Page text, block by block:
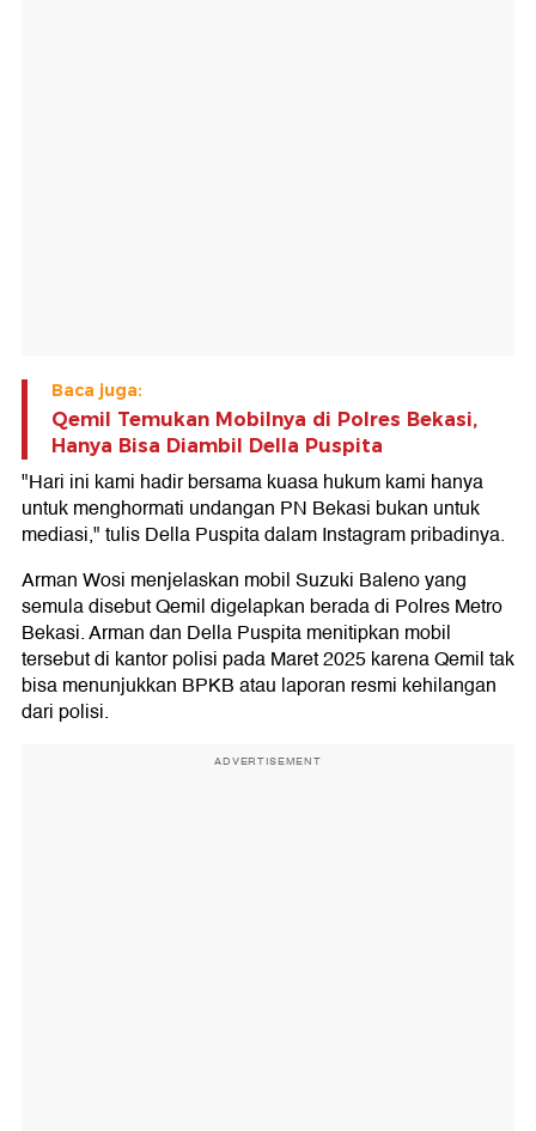
Baca juga:
Qemil Temukan Mobilnya di Polres Bekasi,
Hanya Bisa Diambil Della Puspita
"Hari ini kami hadir bersama kuasa hukum kami hanya
untuk menghormati undangan PN Bekasi bukan untuk
mediasi," tulis Della Puspita dalam Instagram pribadinya.
Arman Wosi menjelaskan mobil Suzuki Baleno yang
semula disebut Qemil digelapkan berada di Polres Metro
Bekasi. Arman dan Della Puspita menitipkan mobil
tersebut di kantor polisi pada Maret 2025 karena Qemil tak
bisa menunjukkan BPKB atau laporan resmi kehilangan
dari polisi.
ADVERTISEMENT